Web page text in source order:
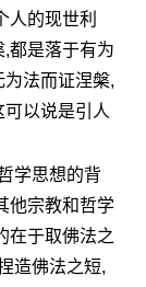
人的现世利
,都是落于有为
为法而证涅槃,
以说是引人
学思想的背
他宗教和哲学
在于取佛法之
造佛法之短,